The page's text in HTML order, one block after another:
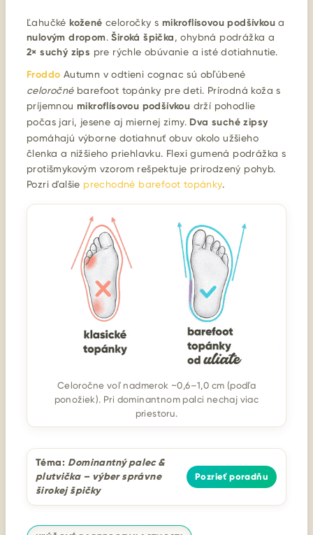
Ľahučkékožené celoročky s mikroflísovou podšívkou a
nulovým dropom.Široká špička, ohybná podrážka a
2× suchý zips pre rýchle obúvanie a isté dotiahnutie.
Froddo Autumn v odtieni cognac sú obľúbené
celoročnébarefoot topánky pre deti. Prírodná koža s
príjemnou mikroflísovou podšívkou drží pohodlie
počas jari, jesene aj miernej zimy. Dva suché zipsy
pomáhajú výborne dotiahnuť obuv okolo užšieho
členka a nižšieho priehlavku. Flexi gumená podrážka s
protišmykovým vzorom rešpektuje prirodzený pohyb.
Pozri ďalšie prechodné barefoot topánky.
Celoročne voľ nadmerok ~0,6–1,0 cm (podľa
ponožiek). Pri dominantnom palci nechaj viac
priestoru.
Téma: Dominantný palec &
plutvička – výber správne
širokej špičky
Pozrieť poradňu